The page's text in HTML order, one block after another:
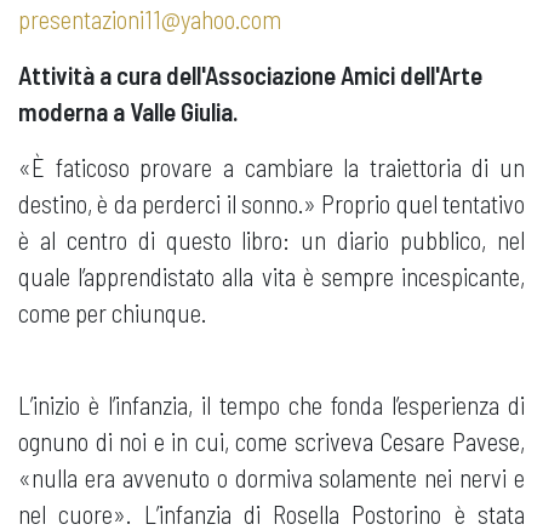
presentazioni11@yahoo.com
Attività a cura dell'Associazione Amici dell'Arte
moderna a Valle Giulia.
«È faticoso provare a cambiare la traiettoria di un
destino, è da perderci il sonno.» Proprio quel tentativo
è al centro di questo libro: un diario pubblico, nel
quale l’apprendistato alla vita è sempre incespicante,
come per chiunque.
L’inizio è l’infanzia, il tempo che fonda l’esperienza di
ognuno di noi e in cui, come scriveva Cesare Pavese,
«nulla era avvenuto o dormiva solamente nei nervi e
nel cuore». L’infanzia di Rosella Postorino è stata